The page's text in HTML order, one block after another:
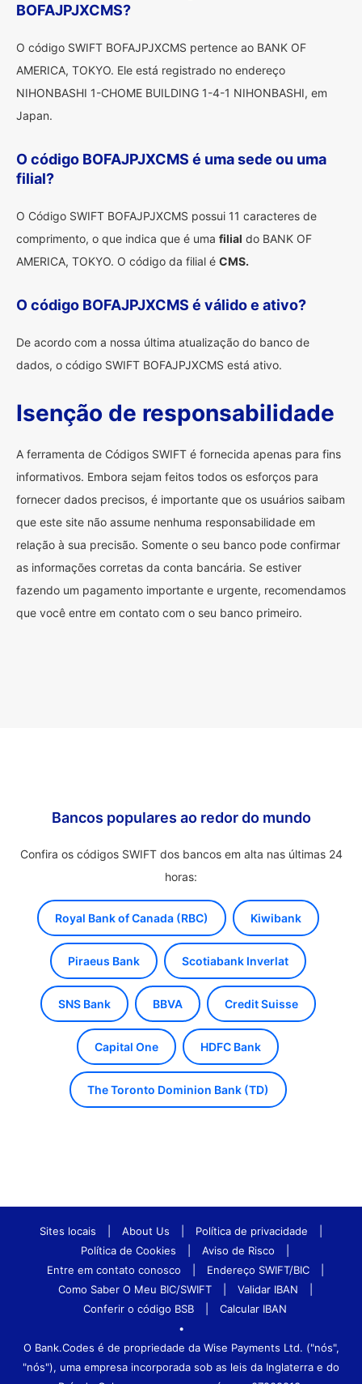
BOFAJPJXCMS?
O código SWIFT BOFAJPJXCMS pertence ao BANK OF
AMERICA, TOKYO. Ele está registrado no endereço
NIHONBASHI 1-CHOME BUILDING 1-4-1 NIHONBASHI, em
Japan.
O código BOFAJPJXCMS é uma sede ou uma
filial?
O Código SWIFT BOFAJPJXCMS possui 11 caracteres de
comprimento, o que indica que é uma filial do BANK OF
AMERICA, TOKYO. O código da filial é CMS.
O código BOFAJPJXCMS é válido e ativo?
De acordo com a nossa última atualização do banco de
dados, o código SWIFT BOFAJPJXCMS está ativo.
Isenção de responsabilidade
A ferramenta de Códigos SWIFT é fornecida apenas para fins
informativos. Embora sejam feitos todos os esforços para
fornecer dados precisos, é importante que os usuários saibam
que este site não assume nenhuma responsabilidade em
relação à sua precisão. Somente o seu banco pode confirmar
as informações corretas da conta bancária. Se estiver
fazendo um pagamento importante e urgente, recomendamos
que você entre em contato com o seu banco primeiro.
Bancos populares ao redor do mundo
Confira os códigos SWIFT dos bancos em alta nas últimas 24
horas:
Royal Bank of Canada (RBC) Kiwibank
Piraeus Bank Scotiabank Inverlat
SNS Bank BBVA Credit Suisse
Capital One HDFC Bank
The Toronto Dominion Bank (TD)
Sites locais About Us Política de privacidade
Política de Cookies
Aviso de Risco
Entre em contato conosco
Endereço SWIFT/BIC
Como Saber O Meu BIC/SWIFT
Validar IBAN
Conferir o código BSB
Calcular IBAN
•
O Bank.Codes é de propriedade da Wise Payments Ltd. ("nós",
"nós"), uma empresa incorporada sob as leis da Inglaterra e do